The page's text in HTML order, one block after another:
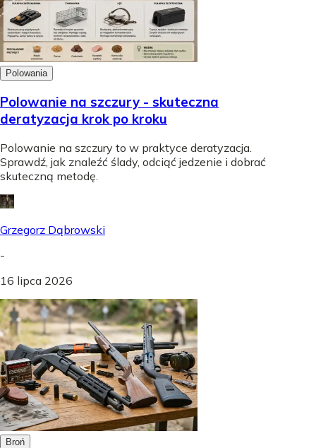
Polowania
Polowanie na szczury - skuteczna
deratyzacja krok po kroku
Polowanie na szczury to w praktyce deratyzacja.
Sprawdź, jak znaleźć ślady, odciąć jedzenie i dobrać
skuteczną metodę.
Grzegorz Dąbrowski
-
16 lipca 2026
Broń